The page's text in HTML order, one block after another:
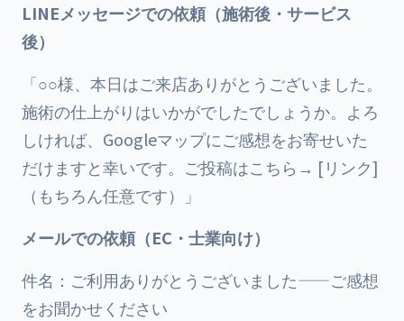
LINEメッセージでの依頼（施術後・サービス
後）
「○○様、本日はご来店ありがとうございました。
施術の仕上がりはいかがでしたでしょうか。よろ
しければ、Googleマップにご感想をお寄せいた
だけますと幸いです。ご投稿はこちら→ [リンク]
（もちろん任意です）」
メールでの依頼（EC・士業向け）
件名：ご利用ありがとうございました——ご感想
をお聞かせください